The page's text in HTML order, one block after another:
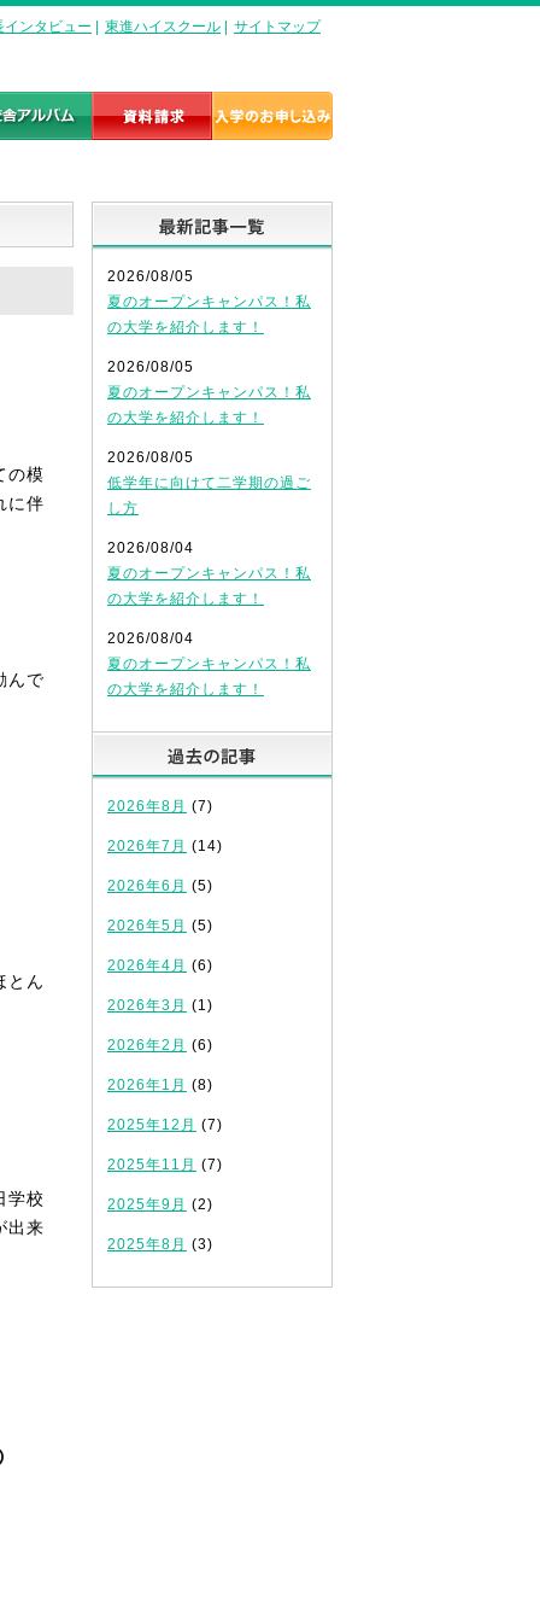
インタビュー 東進ハイスクール サイトマップ
の模
に伴
んで
とん
学校
出来
2026/08/05
夏のオープンキャンパス！私
の大学を紹介します！
2026/08/05
夏のオープンキャンパス！私
の大学を紹介します！
2026/08/05
低学年に向けて二学期の過ご
し方
2026/08/04
夏のオープンキャンパス！私
の大学を紹介します！
2026/08/04
夏のオープンキャンパス！私
の大学を紹介します！
2026年8月 (7)
2026年7月 (14)
2026年6月 (5)
2026年5月 (5)
2026年4月 (6)
2026年3月 (1)
2026年2月 (6)
2026年1月 (8)
2025年12月 (7)
2025年11月 (7)
2025年9月 (2)
2025年8月 (3)